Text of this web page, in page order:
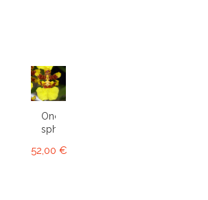
Oncidium
sphacelatum
52,00 €